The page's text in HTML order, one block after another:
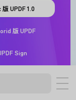
版 UPDF 1.0
版 UPDF
Sign